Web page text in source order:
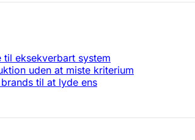
til eksekverbart system
uden at miste kriterium
til at lyde ens